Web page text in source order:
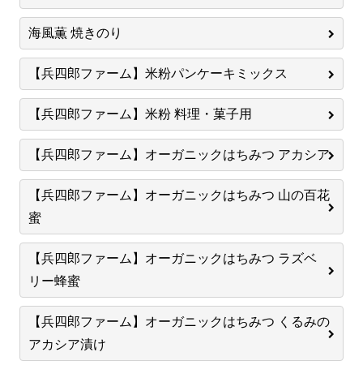
海風薫 焼きのり
【兵四郎ファーム】米粉パンケーキミックス
【兵四郎ファーム】米粉 料理・菓子用
【兵四郎ファーム】オーガニックはちみつ アカシア
【兵四郎ファーム】オーガニックはちみつ 山の百花
蜜
【兵四郎ファーム】オーガニックはちみつ ラズベ
リー蜂蜜
【兵四郎ファーム】オーガニックはちみつ くるみの
アカシア漬け